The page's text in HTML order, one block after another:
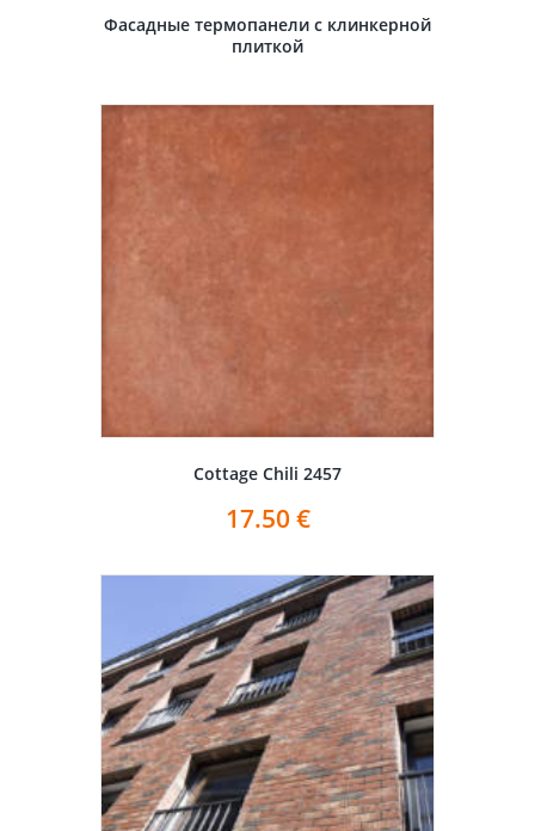
Фасадные термопанели с клинкерной
плиткой
Cottage Chili 2457
17.50 €